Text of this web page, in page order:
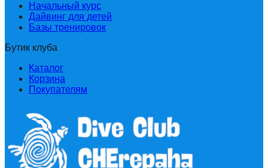
Начальный курс
Дайвинг для детей
Базы тренировок
Бутик клуба
Каталог
Корзина
Покупателям